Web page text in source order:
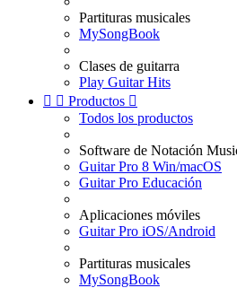
Partituras musicales
MySongBook
Clases de guitarra
Play Guitar Hits
  Productos 
Todos los productos
Software de Notación
Guitar Pro 8 Win/macOS
Guitar Pro Educación
Aplicaciones móviles
Guitar Pro iOS/Android
Partituras musicales
MySongBook